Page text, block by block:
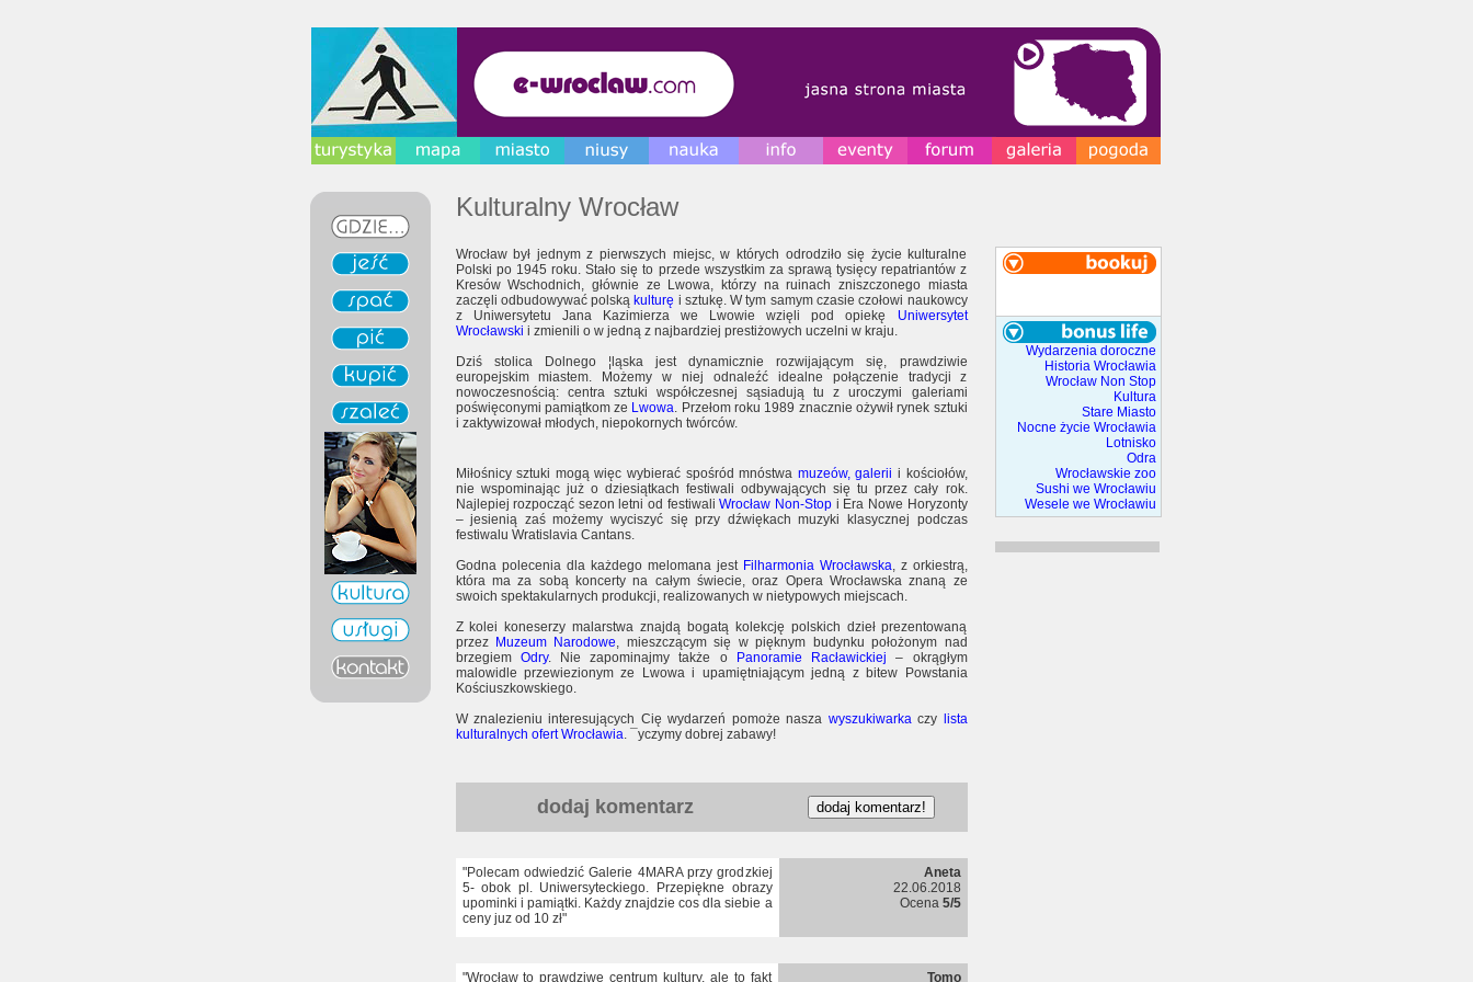
Kulturalny Wrocław
Wrocław był jednym z pierwszych miejsc, w których odrodziło się życie kulturalne
Polski po 1945 roku. Stało się to przede wszystkim za sprawą tysięcy repatriantów z
Kresów Wschodnich, głównie ze Lwowa, którzy na ruinach zniszczonego miasta
zaczęli odbudowywać polską kulturę i sztukę. W tym samym czasie czołowi naukowcy
z Uniwersytetu Jana Kazimierza we Lwowie wzięli pod opiekę
Uniwersytet
Wrocławski i zmienili o w jedną z najbardziej prestiżowych uczelni w kraju.
Dziś stolica Dolnego ¦ląska jest dynamicznie rozwijającym się, prawdziwie
europejskim miastem. Możemy w niej odnaleźć idealne połączenie tradycji z
nowoczesnością: centra sztuki współczesnej sąsiadują tu z uroczymi galeriami
poświęconymi pamiątkom ze Lwowa. Przełom roku 1989 znacznie ożywił rynek sztuki
i zaktywizował młodych, niepokornych twórców.
Miłośnicy sztuki mogą więc wybierać spośród mnóstwa muzeów, galerii i kościołów,
nie wspominając już o dziesiątkach festiwali odbywających się tu przez cały rok.
Najlepiej rozpocząć sezon letni od festiwaliWrocław Non-Stopi Era Nowe Horyzonty
– jesienią zaś możemy wyciszyć się przy dźwiękach muzyki klasycznej podczas
festiwalu Wratislavia Cantans.
Godna polecenia dla każdego melomana jest Filharmonia Wrocławska, z orkiestrą,
która ma za sobą koncerty na całym świecie, oraz Opera Wrocławska znaną ze
swoich spektakularnych produkcji, realizowanych w nietypowych miejscach.
Z kolei koneserzy malarstwa znajdą bogatą kolekcję polskich dzieł prezentowaną
przez Muzeum Narodowe, mieszczącym się w pięknym budynku położonym nad
brzegiem Odry. Nie zapominajmy także o Panoramie Racławickiej – okrągłym
malowidle przewiezionym ze Lwowa i upamiętniającym jedną z bitew Powstania
Kościuszkowskiego.
W znalezieniu interesujących Cię wydarzeń pomoże nasza wyszukiwarkaczy
lista
kulturalnych ofert Wrocławia. ¯yczymy dobrej zabawy!
Wydarzenia doroczne
Historia Wrocławia
Wrocław Non Stop
Kultura
Stare Miasto
Nocne życie Wrocławia
Lotnisko
Odra
Wrocławskie zoo
Sushi we Wrocławiu
Wesele we Wrocławiu
dodaj komentarz
"Polecam odwiedzić Galerie 4MARA przy grodzkiej
5- obok pl. Uniwersyteckiego. Przepiękne obrazy
upominki i pamiątki. Każdy znajdzie cos dla siebie a
ceny juz od 10 zł"
Aneta
22.06.2018
Ocena 5/5
"Wrocław to prawdziwe centrum kultury, ale to fakt Tomo